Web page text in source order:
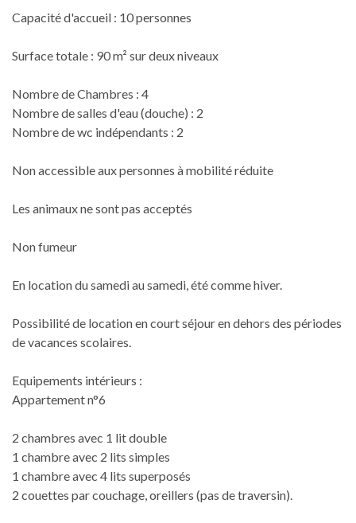
Capacité d'accueil : 10 personnes
Surface totale : 90 m² sur deux niveaux
Nombre de Chambres : 4
Nombre de salles d'eau (douche) : 2
Nombre de wc indépendants : 2
Non accessible aux personnes à mobilité réduite
Les animaux ne sont pas acceptés
Non fumeur
En location du samedi au samedi, été comme hiver.
Possibilité de location en court séjour en dehors des périodes
de vacances scolaires.
Equipements intérieurs :
Appartement n°6
2 chambres avec 1 lit double
1 chambre avec 2 lits simples
1 chambre avec 4 lits superposés
2 couettes par couchage, oreillers (pas de traversin).